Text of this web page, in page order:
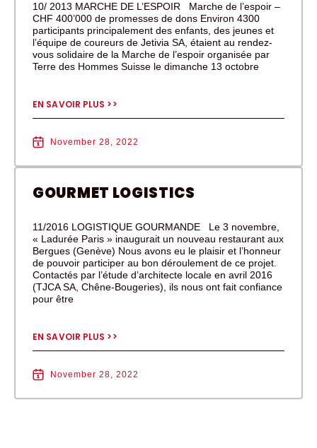
10/ 2013 MARCHE DE L’ESPOIR Marche de l’espoir –
CHF 400’000 de promesses de dons Environ 4300
participants principalement des enfants, des jeunes et
l’équipe de coureurs de Jetivia SA, étaient au rendez-
vous solidaire de la Marche de l’espoir organisée par
Terre des Hommes Suisse le dimanche 13 octobre
EN SAVOIR PLUS >>
November 28, 2022
GOURMET LOGISTICS
11/2016 LOGISTIQUE GOURMANDE Le 3 novembre,
« Ladurée Paris » inaugurait un nouveau restaurant aux
Bergues (Genève) Nous avons eu le plaisir et l’honneur
de pouvoir participer au bon déroulement de ce projet.
Contactés par l’étude d’architecte locale en avril 2016
(TJCA SA, Chêne-Bougeries), ils nous ont fait confiance
pour être
EN SAVOIR PLUS >>
November 28, 2022